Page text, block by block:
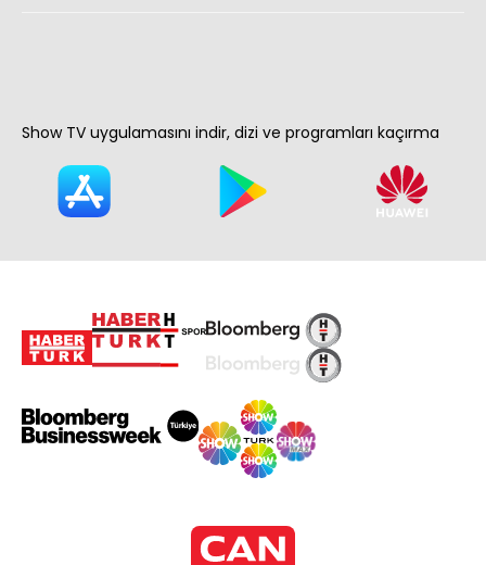
Show TV uygulamasını indir, dizi ve programları kaçırma